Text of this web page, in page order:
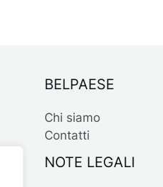
BELPAESE
Chi siamo
Contatti
NOTE LEGALI